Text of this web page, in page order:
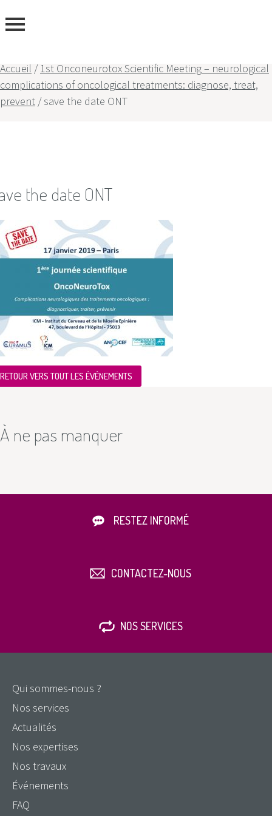
Accueil /1st Onconeurotox Scientific Meeting – neurological
complications of oncological treatments: diagnose, treat,
prevent /save the date ONT
the date ONT
RETOUR VERS TOUT LES ÉVÉNEMENTS
À ne pas manquer
RESTEZ INFORMÉ
CONTACTEZ-NOUS
NOS SERVICES
Qui sommes-nous ?
Nos services
Actualités
Nos expertises
Nos travaux
Événements
FAQ